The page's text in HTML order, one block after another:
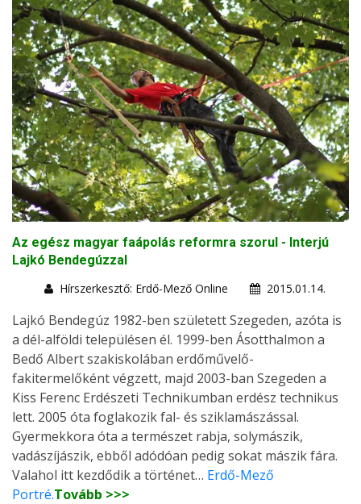
Az egész magyar faápolás reformra szorul - Interjú
Lajkó Bendegúzzal
Hírszerkesztő: Erdő-Mező Online
2015.01.14.
Lajkó Bendegúz 1982-ben született Szegeden, azóta is
a dél-alföldi településen él. 1999-ben Ásotthalmon a
Bedő Albert szakiskolában erdőművelő-
fakitermelőként végzett, majd 2003-ban Szegeden a
Kiss Ferenc Erdészeti Technikumban erdész technikus
lett. 2005 óta foglakozik fal- és sziklamászással.
Gyermekkora óta a természet rabja, solymászik,
vadászíjászik, ebből adódóan pedig sokat mászik fára.
Valahol itt kezdődik a történet… Erdő-Mező
Portré.Tovább >>>